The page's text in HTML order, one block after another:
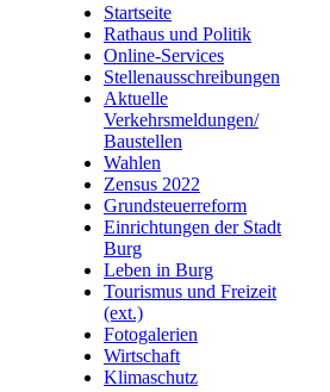
Startseite
Rathaus und Politik
Online-Services
Stellenausschreibungen
Aktuelle
Verkehrsmeldungen/
Baustellen
Wahlen
Zensus 2022
Grundsteuerreform
Einrichtungen der Stadt
Burg
Leben in Burg
Tourismus und Freizeit
(ext.)
Fotogalerien
Wirtschaft
Klimaschutz